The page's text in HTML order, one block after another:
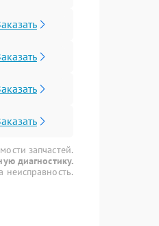
запчастей.
диагностику.